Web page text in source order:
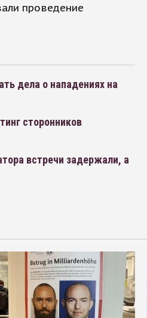
проведение
дела о нападениях на
сторонников
встречи задержали, а